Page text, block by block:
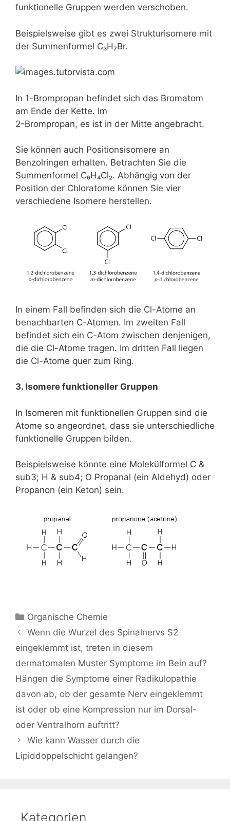
funktionelle Gruppen werden verschoben.
Beispielsweise gibt es zwei Strukturisomere mit
der Summenformel C₃H₇Br.
In 1-Brompropan befindet sich das Bromatom
am Ende der Kette. Im
2-Brompropan, es ist in der Mitte angebracht.
Sie können auch Positionsisomere an
Benzolringen erhalten. Betrachten Sie die
Summenformel C₆H₄Cl₂. Abhängig von der
Position der Chloratome können Sie vier
verschiedene Isomere herstellen.
In einem Fall befinden sich die Cl-Atome an
benachbarten C-Atomen. Im zweiten Fall
befindet sich ein C-Atom zwischen denjenigen,
die die Cl-Atome tragen. Im dritten Fall liegen
die Cl-Atome quer zum Ring.
3. Isomere funktioneller Gruppen
In Isomeren mit funktionellen Gruppen sind die
Atome so angeordnet, dass sie unterschiedliche
funktionelle Gruppen bilden.
Beispielsweise könnte eine Molekülformel C &
sub3; H & sub4; O Propanal (ein Aldehyd) oder
Propanon (ein Keton) sein.
Kategorien
Organische Chemie
Beitrags-
Navigation
Wenn die Wurzel des Spinalnervs S2
eingeklemmt ist, treten in diesem
dermatomalen Muster Symptome im Bein auf?
Hängen die Symptome einer Radikulopathie
davon ab, ob der gesamte Nerv eingeklemmt
ist oder ob eine Kompression nur im Dorsal-
oder Ventralhorn auftritt?
Wie kann Wasser durch die
Lipiddoppelschicht gelangen?
Kategorien